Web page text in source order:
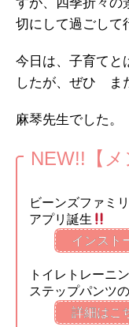
切にして過ごして
今日は、子育てと
したが、ぜひ ま
麻琴先生でした。
NEW!!【メ
ビーンズファミ
アプリ誕生
インスト
トイレトレーニ
ステップパンツ
詳細はこ